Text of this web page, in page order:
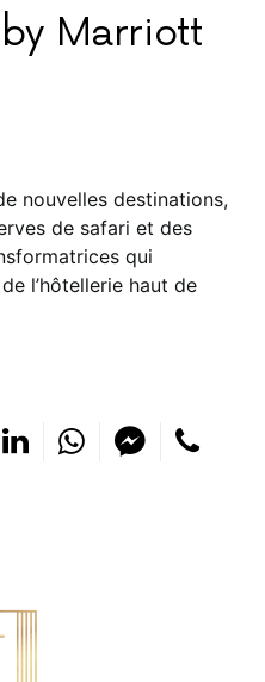
Marriott
nouvelles destinations,
de safari et des
qui
l’hôtellerie haut de